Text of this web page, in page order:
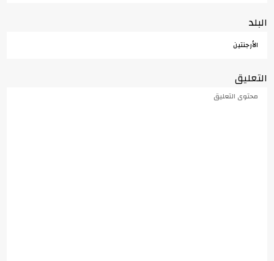
البلد
التعليق